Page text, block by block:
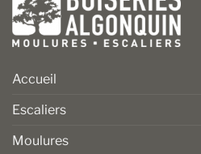
Accueil
Escaliers
Moulures